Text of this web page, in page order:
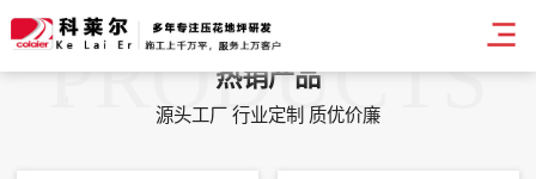
PRODUCTS
热销产品
源头工厂 行业定制 质优价廉